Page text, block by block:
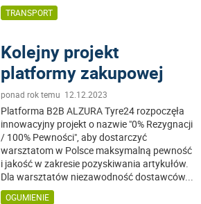
TRANSPORT
Kolejny projekt
platformy zakupowej
ponad rok temu 12.12.2023
Platforma B2B ALZURA Tyre24 rozpoczęła
innowacyjny projekt o nazwie "0% Rezygnacji
/ 100% Pewności", aby dostarczyć
warsztatom w Polsce maksymalną pewność
i jakość w zakresie pozyskiwania artykułów.
Dla warsztatów niezawodność dostawców...
OGUMIENIE